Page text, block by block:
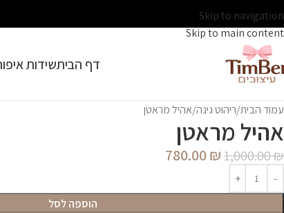
Skip to navigation
Skip to main content
דף הביתשידות
עמוד הבית ריהוט גינה אהיל מראטן
אהיל מראטן
1,000.00₪
780.00₪
הוספה לסל